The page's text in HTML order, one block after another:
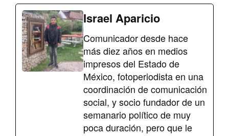
Israel Aparicio
Comunicador desde hace
más diez años en medios
impresos del Estado de
México, fotoperiodista en una
coordinación de comunicación
social, y socio fundador de un
semanario político de muy
poca duración, pero que le